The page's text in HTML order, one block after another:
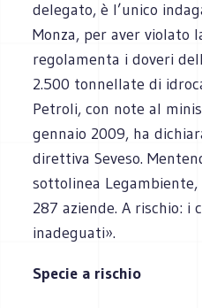
delegato, è l’unico
Monza, per aver violato
regolamenta i doveri
2.500 tonnellate di
Petroli, con note al
gennaio 2009, ha
direttiva Seveso.
sottolinea
287 aziende. A rischio: i
inadeguati».
Specie a rischio